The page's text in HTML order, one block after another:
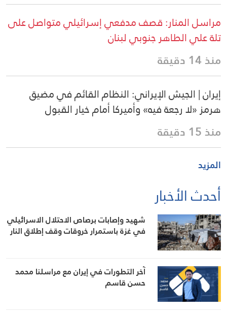
مراسل المنار: قصف مدفعي إسرائيلي متواصل على
تلة علي الطاهر جنوبي لبنان
منذ 14 دقيقة
إيران | الجيش الإيراني: النظام القائم في مضيق
هرمز «لا رجعة فيه» وأميركا أمام خيار القبول
منذ 15 دقيقة
المزيد
أحدث الأخبار
شهيد وإصابات برصاص الاحتلال الاسرائيلي
في غزة باستمرار خروقات وقف إطلاق النار
آخر التطورات في إيران مع مراسلنا محمد
حسن قاسم